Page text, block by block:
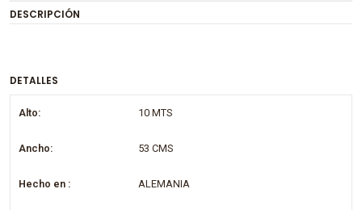
DESCRIPCIÓN
DETALLES
Alto: 10 MTS
Ancho: 53 CMS
Hecho en : ALEMANIA